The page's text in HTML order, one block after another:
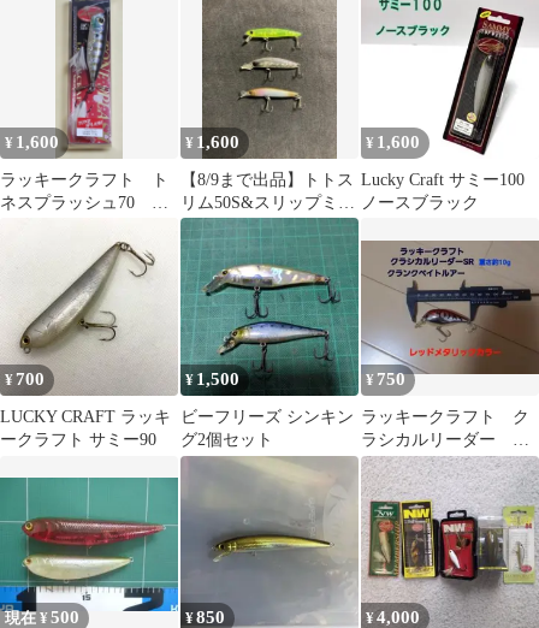
ンペレット
¥ 1,600
ラッキークラフト ト
ネスプラッシュ70 フ
¥ 1,600
【8/9まで出品】トトス
リム50S&スリップミノ
ー47&ストリームドラ
イブ45
¥ 1,600
Lucky Craft サミー100
ノースブラック
¥ 700
LUCKY CRAFT ラッキ
ークラフト サミー90
¥1,500
ビーフリーズ シンキン
グ2個セット
¥ 750
ラッキークラフト ク
ラシカルリーダー
SR レッドメタリック
現在 ¥500 ¥850 ¥4,000